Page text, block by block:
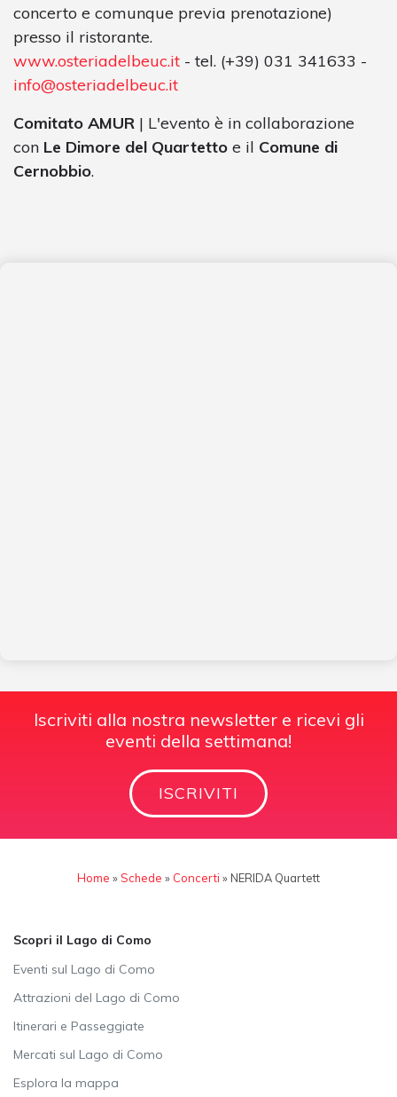
concerto e comunque previa prenotazione)
presso il ristorante.
www.osteriadelbeuc.it - tel. (+39) 031 341633 -
info@osteriadelbeuc.it
Comitato AMUR | L'evento è in collaborazione
con Le Dimore del Quartetto e il Comune di
Cernobbio.
Iscriviti alla nostra newsletter e ricevi gli
eventi della settimana!
ISCRIVITI
Home »Schede » Concerti » NERIDA Quartett
Scopri il Lago di Como
Eventi sul Lago di Como
Attrazioni del Lago di Como
Itinerari e Passeggiate
Mercati sul Lago di Como
Esplora la mappa